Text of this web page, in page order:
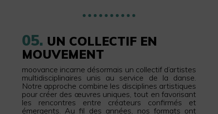
moovance incarne désormais un collectif d’artistes
multidisciplinaires unis au service de la danse.
Notre approche combine les disciplines artistiques
pour créer des œuvres uniques, tout en favorisant
les rencontres entre créateurs confirmés et
émergents. Au fil des années, nos formats ont
05. UN COLLECTIF EN
MOUVEMENT